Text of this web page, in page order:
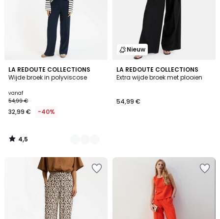
LA REDOUTE COLLECTIONS
Wijde broek in polyviscose
vanaf
54,99 €
32,99 € -40%
4,5
/ 5
4
Kleuren
4,5
/
Nieuw
LA REDOUTE COLLECTIONS
Extra wijde broek met plooien
54,99 €